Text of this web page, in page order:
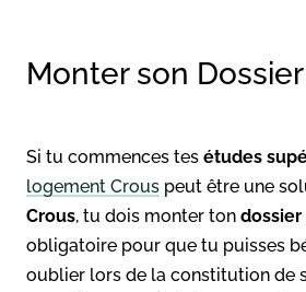
Monter son
Si tu commences tes études
logement Crous peut être une
Crous, tu dois monter ton
obligatoire pour que tu puisses
oublier lors de la constitution de